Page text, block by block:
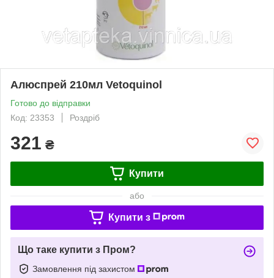
Алюспрей 210мл Vetoquinol
Готово до відправки
Код: 23353
Роздріб
321 ₴
Купити
або
Купити з
Що таке купити з Пром?
Замовлення під захистом